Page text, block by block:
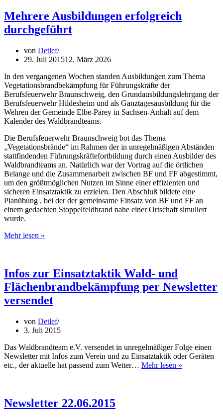
in
der
Ausbildung
Mehrere Ausbildungen erfolgreich
durchgeführt
von Detlef
29. Juli 201512. März 2026
In den vergangenen Wochen standen Ausbildungen zum Thema
Vegetationsbrandbekämpfung für Führungskräfte der
Berufsfeuerwehr Braunschweig, den Grundausbildungslehrgang der
Berufsfeuerwehr Hildesheim und als Ganztagesausbildung für die
Wehren der Gemeinde Elbe-Parey in Sachsen-Anhalt auf dem
Kalender des Waldbrandteams.
Die Berufsfeuerwehr Braunschweig bot das Thema
„Vegetationsbrände“ im Rahmen der in unregelmäßigen Abständen
stattfindenden Führungskräftefortbildung durch einen Ausbilder des
Waldbrandteams an. Natürlich war der Vortrag auf die örtlichen
Belange und die Zusammenarbeit zwischen BF und FF abgestimmt,
um den größtmöglichen Nutzen im Sinne einer effizienten und
sicheren Einsatztaktik zu erzielen. Den Abschluß bildete eine
Planübung , bei der der gemeinsame Einsatz von BF und FF an
einem gedachten Stoppelfeldbrand nahe einer Ortschaft simuliert
wurde.
Mehr lesen »
Infos zur Einsatztaktik Wald- und
Flächenbrandbekämpfung per Newsletter
versendet
von Detlef
3. Juli 2015
Das Waldbrandteam e.V. versendet in unregelmäßiger Folge einen
Newsletter mit Infos zum Verein und zu Einsatztaktik oder Geräten
etc., der aktuelle hat passend zum Wetter… Mehr lesen »
Newsletter 22.06.2015